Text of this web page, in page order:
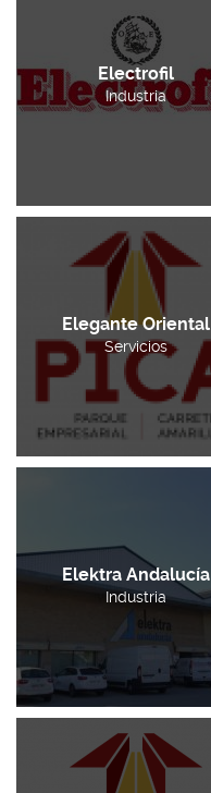
Electrofil
Industria
Elegante Oriental
Servicios
Elektra Andalucía
Industria